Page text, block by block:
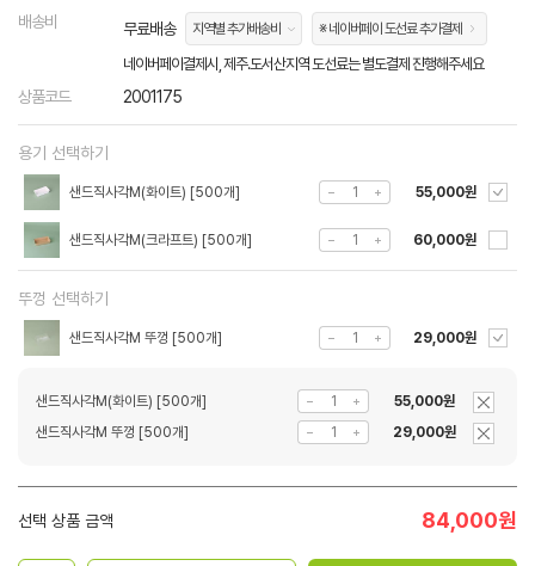
배송비 무료배송 지역별 추가배송비 ※ 네이버페이 도선료 추가결제
네이버페이결제시, 제주.도서산지역 도선료는 별도결제 진행해주세요
상품코드 2001175
용기 선택하기
샌드직사각M(화이트) [500개] 55,000원
샌드직사각M(크라프트) [500개] 60,000원
뚜껑 선택하기
샌드직사각M 뚜껑 [500개] 29,000원
샌드직사각M(화이트) [500개]
55,000원
샌드직사각M 뚜껑 [500개]
29,000원
선택 상품 금액 84,000원